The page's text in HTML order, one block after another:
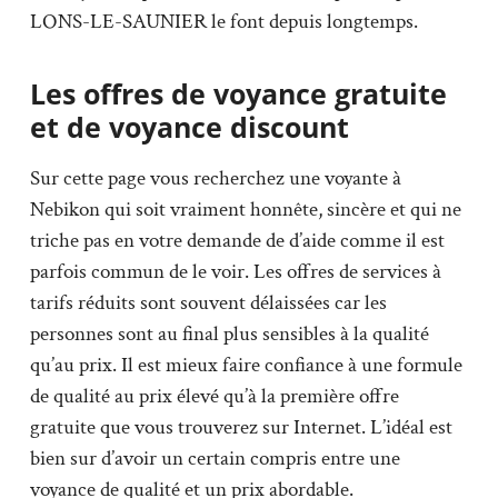
LONS-LE-SAUNIER le font depuis longtemps.
Les offres de voyance gratuite
et de voyance discount
Sur cette page vous recherchez une voyante à
Nebikon qui soit vraiment honnête, sincère et qui ne
triche pas en votre demande de d’aide comme il est
parfois commun de le voir. Les offres de services à
tarifs réduits sont souvent délaissées car les
personnes sont au final plus sensibles à la qualité
qu’au prix. Il est mieux faire confiance à une formule
de qualité au prix élevé qu’à la première offre
gratuite que vous trouverez sur Internet. L’idéal est
bien sur d’avoir un certain compris entre une
voyance de qualité et un prix abordable.